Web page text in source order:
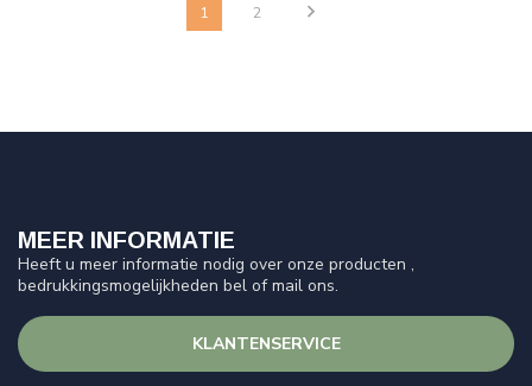
1 2
MEER INFORMATIE
Heeft u meer informatie nodig over onze producten ,
bedrukkingsmogelijkheden bel of mail ons.
KLANTENSERVICE